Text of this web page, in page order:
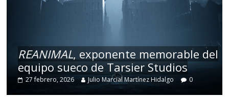
REANIMAL, exponente memorable del
equipo sueco de Tarsier Studios
27 febrero, 2026 Julio Marcial Martínez Hidalgo 0